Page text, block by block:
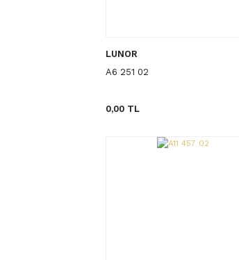
LUNOR
A6 251 02
0,00 TL